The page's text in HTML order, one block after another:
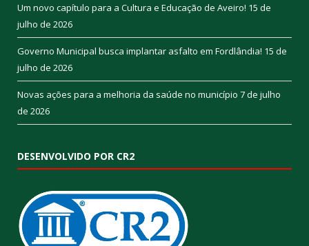
Um novo capítulo para a Cultura e Educação de Aveiro! 15 de
julho de 2026
Governo Municipal busca implantar asfalto em Fordlândia! 15 de
julho de 2026
Novas ações para a melhoria da saúde no município 7 de julho
de 2026
DESENVOLVIDO POR CR2